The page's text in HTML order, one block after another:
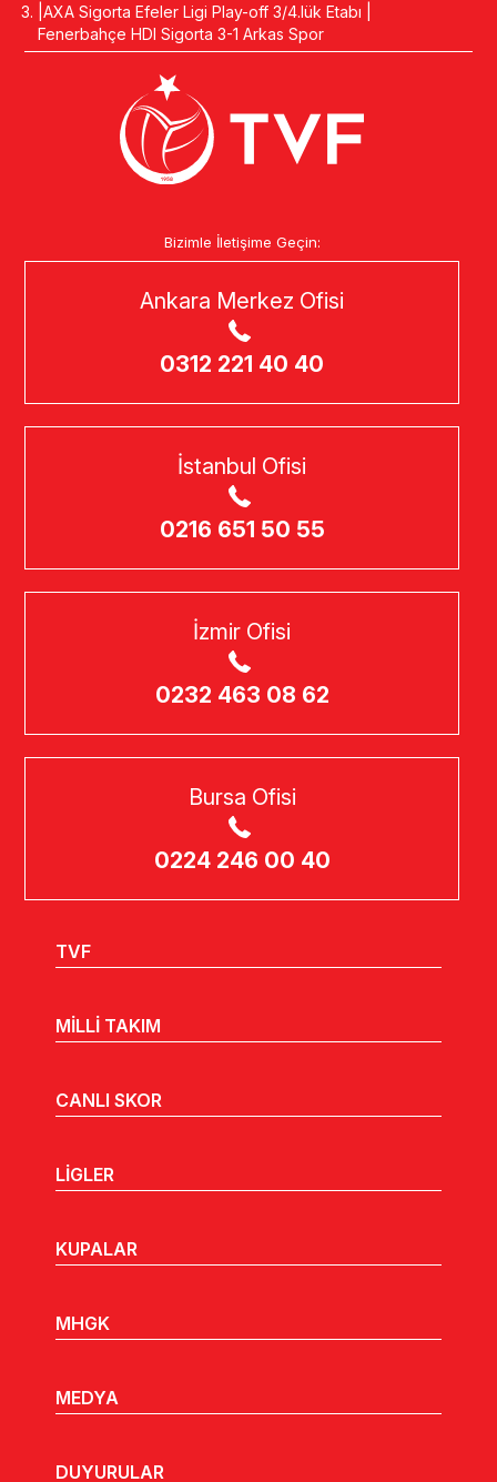
AXA Sigorta Efeler Ligi Play-off 3/4.lük Etabı |
Fenerbahçe HDI Sigorta 3-1 Arkas Spor
Bizimle İletişime Geçin:
Ankara Merkez Ofisi
0312 221 40 40
İstanbul Ofisi
0216 651 50 55
İzmir Ofisi
0232 463 08 62
Bursa Ofisi
0224 246 00 40
TVF
MİLLİ TAKIM
CANLI SKOR
LİGLER
KUPALAR
MHGK
MEDYA
DUYURULAR